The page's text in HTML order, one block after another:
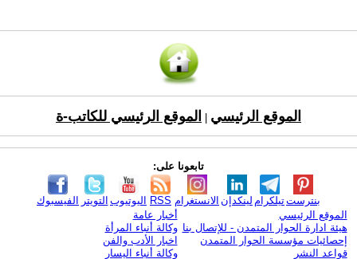
الموقع الرئيسي الموقع الرئيسي للكاتب-ة
تابعونا على:
الفيسبوك التويتر اليوتيوب RSS الانستغرام لينكدإن تيلكرامبنترست
الموقع الرئيسي
هيئة ادارة الحوار المتمدن - للإتصال بنا
إحصائيات مؤسسة الحوار المتمدن
قواعد النشر
أخبار عامة
وكالة أنباء المرأة
اخبار الأدب والفن
وكالة أنباء اليسار